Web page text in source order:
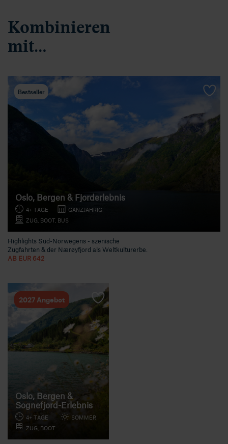
Kombinieren
mit…
Bestseller
Oslo, Bergen & Fjorderlebnis
4+ TAGE
GANZJÄHRIG
ZUG, BOOT, BUS
Highlights Süd-Norwegens - szenische
Zugfahrten & der Nærøyfjord als Weltkulturerbe.
AB EUR 642
2027 Angebot
Oslo, Bergen &
Sognefjord-Erlebnis
4+ TAGE
SOMMER
ZUG, BOOT